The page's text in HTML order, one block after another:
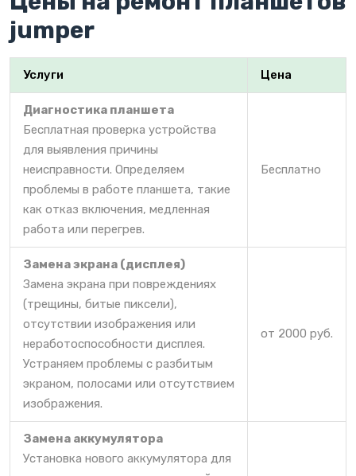
jumper
Услуги Цена
Диагностика планшета
Бесплатная проверка устройства
для выявления причины
неисправности. Определяем
проблемы в работе планшета, такие
как отказ включения, медленная
работа или перегрев.
Бесплатно
Замена экрана (дисплея)
Замена экрана при повреждениях
(трещины, битые пиксели),
отсутствии изображения или
неработоспособности дисплея.
Устраняем проблемы с разбитым
экраном, полосами или отсутствием
изображения.
от 2000 руб.
Замена аккумулятора
Установка нового аккумулятора для